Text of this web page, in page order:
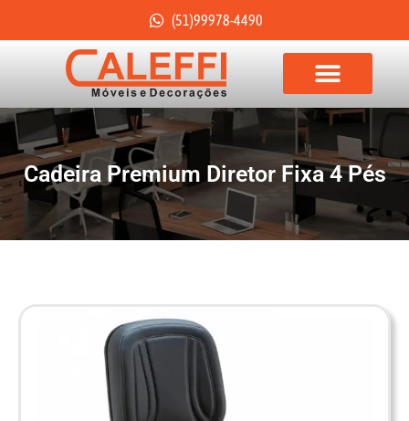
(51)99978-4490
Cadeira Premium Diretor Fixa 4 Pés